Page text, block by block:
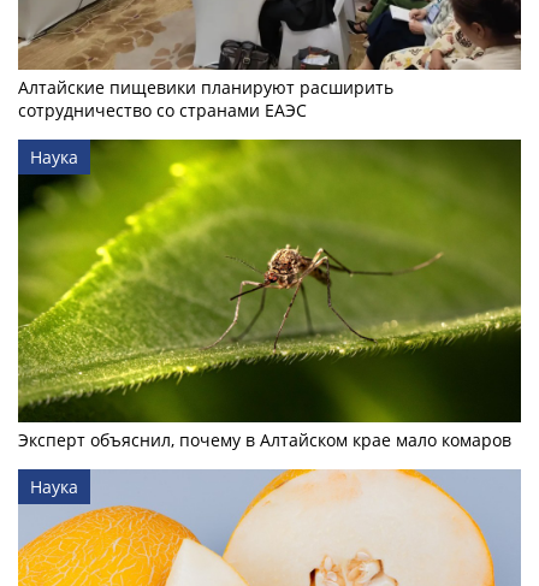
Алтайские пищевики планируют расширить
сотрудничество со странами ЕАЭС
Наука
Эксперт объяснил, почему в Алтайском крае мало комаров
Наука